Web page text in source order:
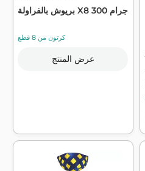
بريوش بالفراولة X8 300 جرام
كرتون من 8 قطع
عرض المنتج